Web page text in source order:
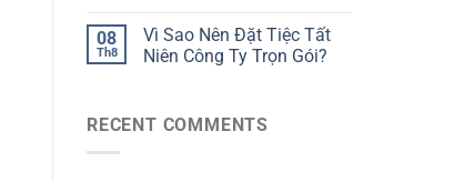
08
Th8
Vì Sao Nên Đặt Tiệc Tất
Niên Công Ty Trọn Gói?
RECENT COMMENTS